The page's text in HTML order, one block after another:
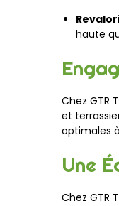
haute
Chez GTR
et
optimales
Une
Chez GTR